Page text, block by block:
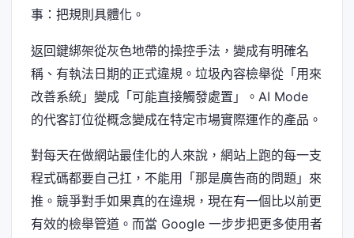
事：把規則具體化。
返回鍵綁架從灰色地帶的操控手法，變成有明確名
稱、有執法日期的正式違規。垃圾內容檢舉從「用來
改善系統」變成「可能直接觸發處置」。AI Mode
的代客訂位從概念變成在特定市場實際運作的產品。
對每天在做網站最佳化的人來說，網站上跑的每一支
程式碼都要自己扛，不能用「那是廣告商的問題」來
推。競爭對手如果真的在違規，現在有一個比以前更
有效的檢舉管道。而當 Google 一步步把更多使用者